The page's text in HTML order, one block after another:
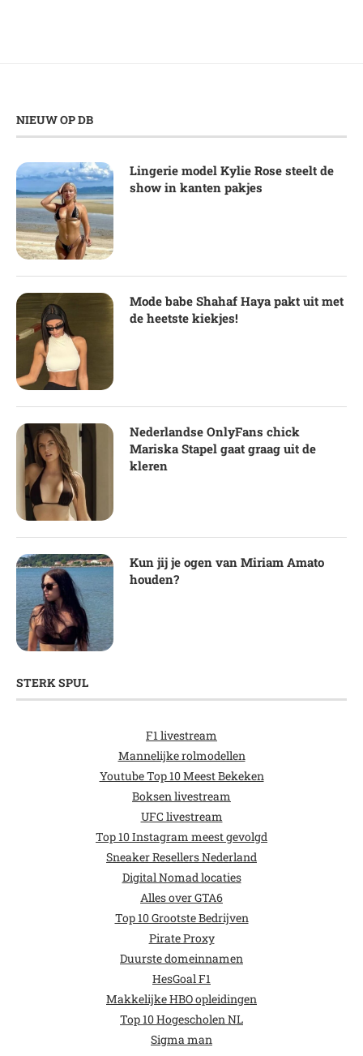
NIEUW OP DB
Lingerie model Kylie Rose steelt de
show in kanten pakjes
Mode babe Shahaf Haya pakt uit met
de heetste kiekjes!
Nederlandse OnlyFans chick
Mariska Stapel gaat graag uit de
kleren
Kun jij je ogen van Miriam Amato
houden?
STERK SPUL
F1 livestream
Mannelijke rolmodellen
Youtube Top 10 Meest Bekeken
Boksen livestream
UFC livestream
Top 10 Instagram meest gevolgd
Sneaker Resellers Nederland
Digital Nomad locaties
Alles over GTA6
Top 10 Grootste Bedrijven
Pirate Proxy
Duurste domeinnamen
HesGoal F1
Makkelijke HBO opleidingen
Top 10 Hogescholen NL
Sigma man